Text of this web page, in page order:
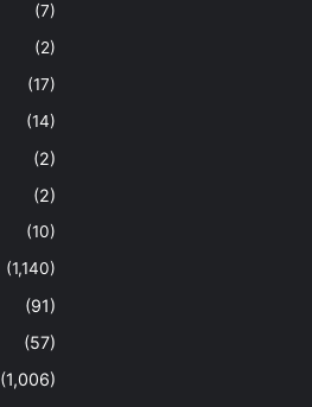
(7)
(2)
(17)
(14)
(2)
(2)
(10)
(1,140)
(91)
(57)
(1,006)